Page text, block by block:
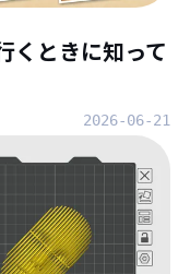
くときに知って
2026-06-21